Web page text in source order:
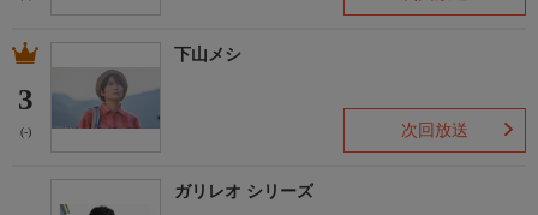
3
(-)
下山メシ
次回放送
ガリレオ シリーズ